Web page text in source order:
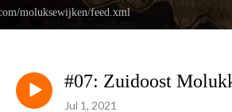
moluksewijken/feed.xml
#07: Zuidoost
Jul 1, 2021